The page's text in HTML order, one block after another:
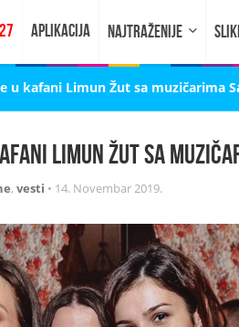
APLIKACIJA NAJTRAŽENIJE
u kafani Limun Žut sa muzičarima
Limun Žut sa
, vesti • 14. Novembar 2019.